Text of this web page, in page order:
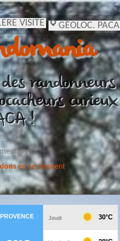
VISITE GÉOLOC. PACA
randonneurs
curieux
!
en ce moment